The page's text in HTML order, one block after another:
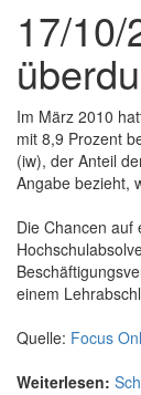
17/
Im März 2010
mit 8,9 Prozent
(iw), der Anteil
Angabe bezieht,
Die Chancen auf
einem
Quelle: Focus
Weiterlesen: